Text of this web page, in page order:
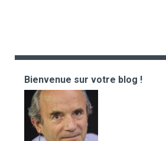
Bienvenue sur votre blog !